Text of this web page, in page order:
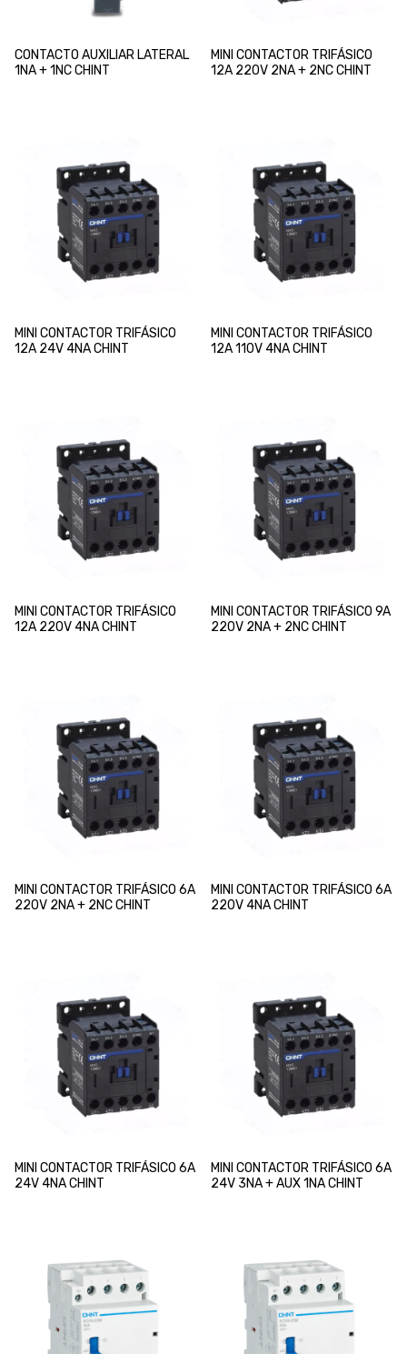
CONTACTO AUXILIAR LATERAL
1NA + 1NC CHINT
MINI CONTACTOR TRIFÁSICO
12A 220V 2NA + 2NC CHINT
MINI CONTACTOR TRIFÁSICO
12A 24V 4NA CHINT
MINI CONTACTOR TRIFÁSICO
12A 110V 4NA CHINT
MINI CONTACTOR TRIFÁSICO
12A 220V 4NA CHINT
MINI CONTACTOR TRIFÁSICO 9A
220V 2NA + 2NC CHINT
MINI CONTACTOR TRIFÁSICO 6A
220V 2NA + 2NC CHINT
MINI CONTACTOR TRIFÁSICO 6A
220V 4NA CHINT
MINI CONTACTOR TRIFÁSICO 6A
24V 4NA CHINT
MINI CONTACTOR TRIFÁSICO 6A
24V 3NA + AUX 1NA CHINT